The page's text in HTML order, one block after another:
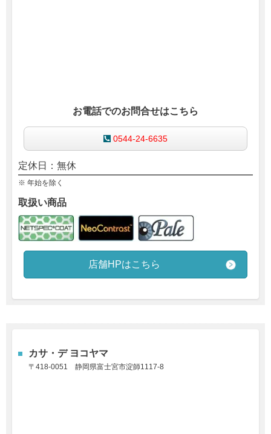
お電話でのお問合せはこちら
0544-24-6635
定休日：無休
※ 年始を除く
取扱い商品
店舗HPはこちら
カサ・デ ヨコヤマ
〒418-0051 静岡県富士宮市淀師1117-8